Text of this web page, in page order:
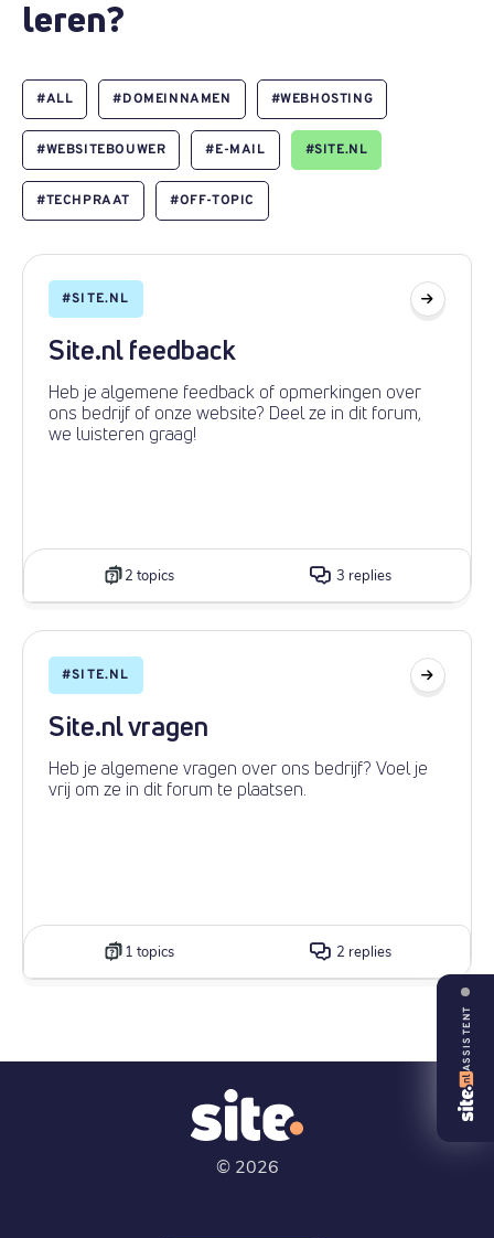
leren?
#ALL #DOMEINNAMEN #WEBHOSTING
#WEBSITEBOUWER #E-MAIL #SITE.NL
#TECHPRAAT #OFF-TOPIC
#SITE.NL
Site.nl feedback
Heb je algemene feedback of opmerkingen over
ons bedrijf of onze website? Deel ze in dit forum,
we luisteren graag!
2 topics 3 replies
#SITE.NL
Site.nl vragen
Heb je algemene vragen over ons bedrijf? Voel je
vrij om ze in dit forum te plaatsen.
1 topics 2 replies
© 2026
ASSISTENT